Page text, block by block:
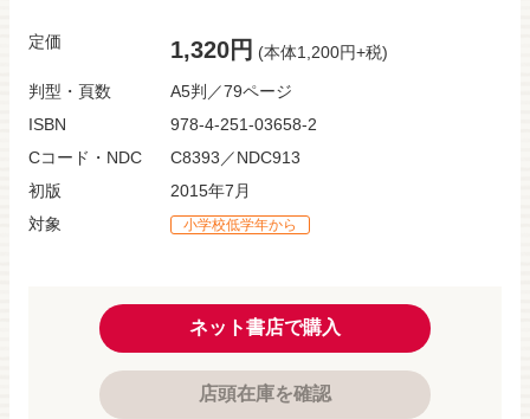
定価 1,320円 (本体1,200円+税)
判型・頁数
A5判／79ページ
ISBN
978-4-251-03658-2
Cコード・NDC
C8393／NDC913
初版
2015年7月
対象
小学校低学年から
ネット書店で購入
店頭在庫を確認